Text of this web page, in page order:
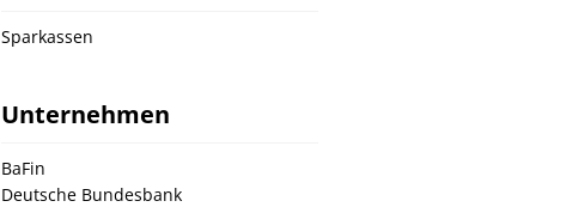
Sparkassen
Unternehmen
BaFin
Deutsche Bundesbank